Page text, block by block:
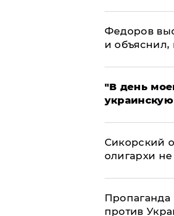
Федоров
и объяснил,
​"В день
Сикорский
олигархи
​Пропаганда
против